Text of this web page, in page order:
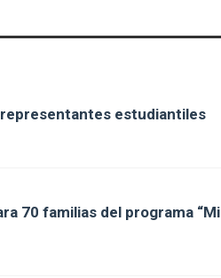
estudiantiles
70 familias del programa “Mi